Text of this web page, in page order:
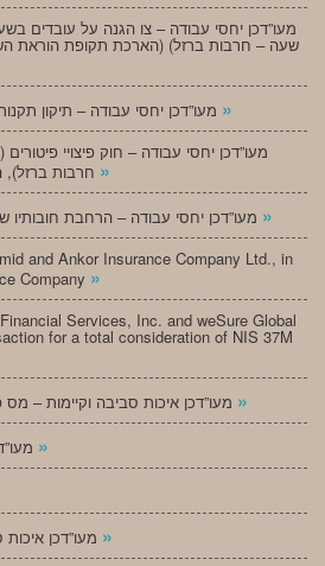
»
»
»
and Ankor Insurance Company Ltd., in
Company »
Services, Inc. and weSure Global
for a total consideration of NIS 37M
»
»
»